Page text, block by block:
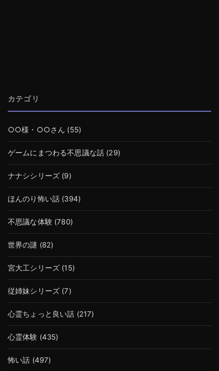
カテゴリ
○○様・○○さん (55)
ゲームにまつわる不思議な話 (29)
ナナシシリーズ (9)
ほんのり怖い話 (394)
不思議な体験 (780)
世界の謎 (82)
宮大工シリーズ (15)
従姉妹シリーズ (7)
心霊ちょっと良い話 (217)
心霊体験 (435)
怖い話 (497)